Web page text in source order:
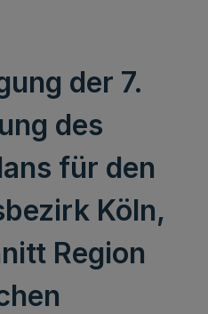
der 7.
des
für den
Köln,
Region